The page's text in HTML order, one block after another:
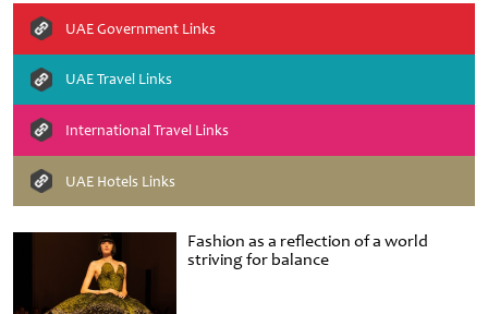
Fashion as a reflection of a world
striving for balance
UAE Government Links
UAE Travel Links
International Travel Links
UAE Hotels Links